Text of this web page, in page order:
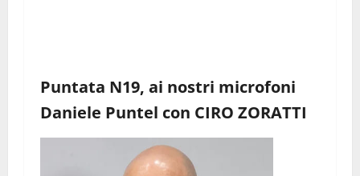
Puntata N19, ai nostri microfoni
Daniele Puntel con CIRO ZORATTI